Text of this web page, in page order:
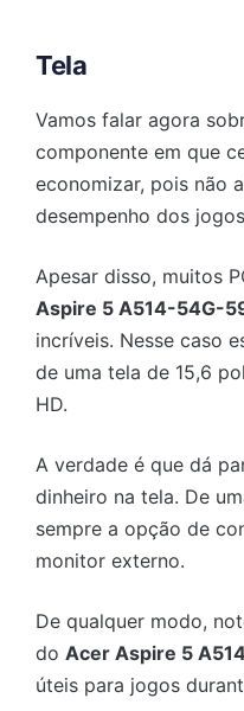
Tela
Vamos falar agora
componente em que
economizar, pois não
desempenho dos
Apesar disso, muitos
Aspire 5 A514-54G-
incríveis. Nesse caso
de uma tela de 15,6
HD.
A verdade é que dá
dinheiro na tela. De
sempre a opção de
monitor externo.
De qualquer modo,
do Acer Aspire 5
úteis para jogos